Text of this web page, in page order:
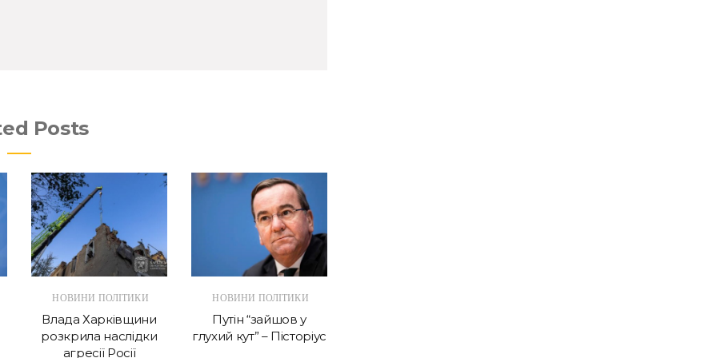
Posts
НОВИНИ ПОЛІТИКИ
Влада Харківщини
розкрила наслідки
агресії Росії
НОВИНИ ПОЛІТИКИ
Путін “зайшов у
глухий кут” – Пісторіус